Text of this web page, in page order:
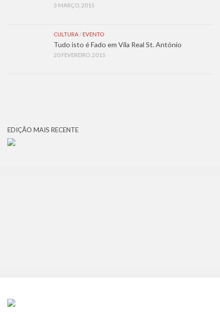
3 MARÇO, 2015
CULTURA/ EVENTO
Tudo isto é Fado em Vila Real St. António
20 FEVEREIRO, 2015
EDIÇÃO MAIS RECENTE